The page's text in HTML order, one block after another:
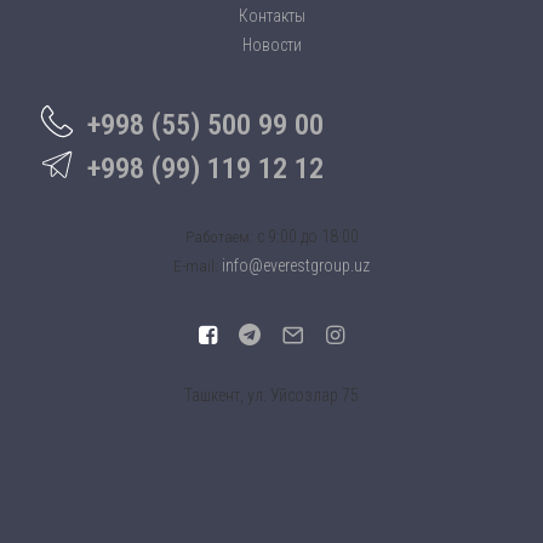
Контакты
Новости
+998 (55) 500 99 00
+998 (99) 119 12 12
Работаем: c 9:00 до 18:00
E-mail: info@everestgroup.uz
Ташкент, ул. Уйсозлар 75